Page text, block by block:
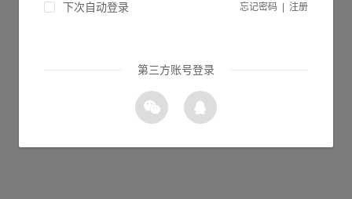
下次自动登录 忘记密码 注册
第三方账号登录